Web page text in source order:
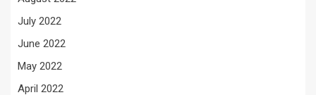
July 2022
June 2022
May 2022
April 2022